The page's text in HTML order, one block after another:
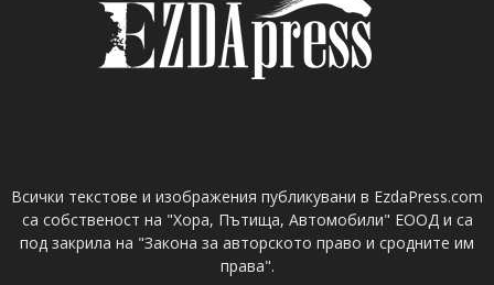
Всички текстове и изображения публикувани в EzdaPress.com
са собственост на "Хора, Пътища, Автомобили" ЕООД и са
под закрила на "Закона за авторското право и сродните им
права".